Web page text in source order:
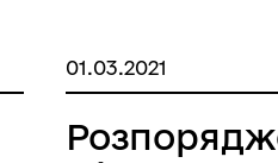
01.03.2021